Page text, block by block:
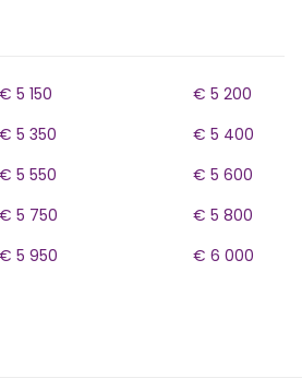
€ 5 150
€ 5 200
€ 5 350
€ 5 400
€ 5 550
€ 5 600
€ 5 750
€ 5 800
€ 5 950 € 6 000